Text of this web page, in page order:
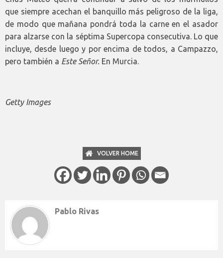
que siempre acechan el banquillo más peligroso de la liga,
de modo que mañana pondrá toda la carne en el asador
para alzarse con la séptima Supercopa consecutiva. Lo que
incluye, desde luego y por encima de todos, a Campazzo,
pero también a Este Señor. En Murcia.
Getty Images
VOLVER HOME
Pablo Rivas